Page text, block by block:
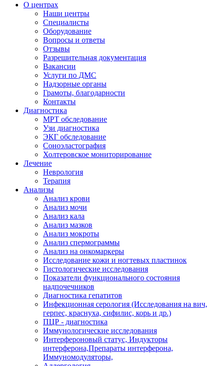
О центрах
Наши центры
Специалисты
Оборудование
Вопросы и ответы
Отзывы
Разрешительная документация
Вакансии
Услуги по ДМС
Надзорные органы
Грамоты, благодарности
Контакты
Диагностика
МРТ обследование
Узи диагностика
ЭКГ обследование
Соноэластография
Холтеровское мониторирование
Лечение
Неврология
Терапия
Анализы
Анализ крови
Анализ мочи
Анализ кала
Анализ мазков
Анализ мокроты
Анализ спермограммы
Анализ на онкомаркеры
Исследование кожи и ногтевых пластинок
Гистологические исследования
Показатели функционального состояния
надпочечников
Диагностика гепатитов
Инфекционная серология (Исследования на вич,
герпес, краснуха, сифилис, корь и др.)
ПЦР - диагностика
Иммунологические исследования
Интерфероновый статус, Индукторы
интерферона,Препараты интерферона,
Иммуномодуляторы,